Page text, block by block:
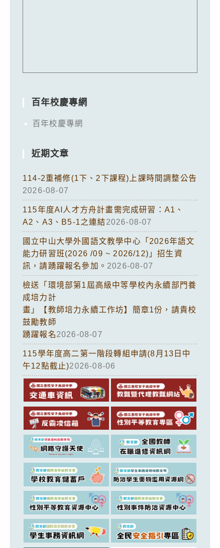
百年校慶專網
百年校慶專網
近期文章
114-2重補修(1下、2下課程)上課時間調整公告
2026-08-07
115年度AI人才方舟計畫需完成研習：A1、
A2、A3、B5-1之連結2026-08-07
國立中山大學外國語文教學中心「2026年語文
能力研習班(2026 /09 ~ 2026/12)」招生資
訊，請踴躍報名參加。 2026-08-07
檢送「環境部第1屆高級中等學校內永續部門養
成培力計
畫」【教師培力永續工作坊】簡章1份，請貴校
鼓勵教師
踴躍報名2026-08-07
115學年度高二第一階段轉組申請(8月13日中
午12點截止)2026-08-06